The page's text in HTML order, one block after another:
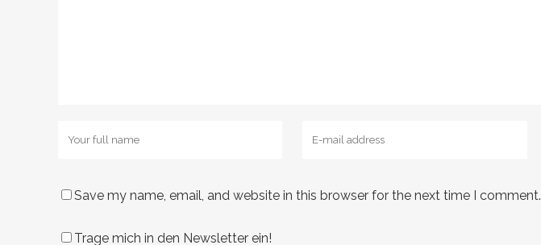
Save my name, email, and website in this browser for the next time I comment.
Trage mich in den Newsletter ein!